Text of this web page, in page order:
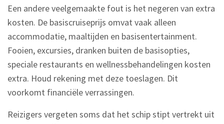
Een andere veelgemaakte fout is het negeren van extra
kosten. De basiscruiseprijs omvat vaak alleen
accommodatie, maaltijden en basisentertainment.
Fooien, excursies, dranken buiten de basisopties,
speciale restaurants en wellnessbehandelingen kosten
extra. Houd rekening met deze toeslagen. Dit
voorkomt financiële verrassingen.
Reizigers vergeten soms dat het schip stipt vertrekt uit